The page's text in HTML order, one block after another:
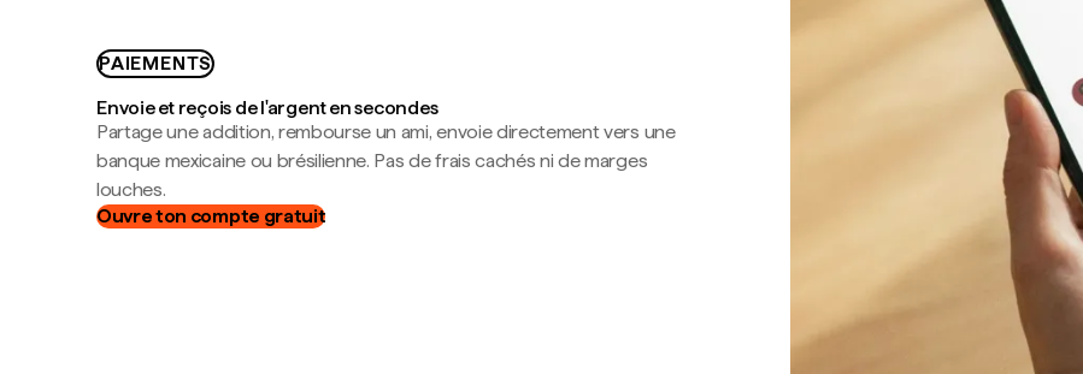
PAIEMENTS
Envoie et reçois de l'argent en secondes
Partage une addition, rembourse un ami, envoie directement vers une
banque mexicaine ou brésilienne. Pas de frais cachés ni de marges
louches.
Ouvre ton compte gratuit